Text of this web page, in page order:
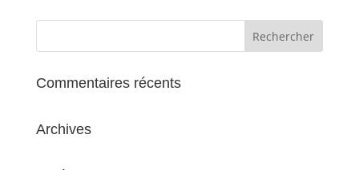
Commentaires récents
Archives